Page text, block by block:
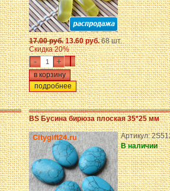
17.00 руб.13.60 руб.68 шт.
Скидка 20%
- +
подробнее
BS Бусина бирюза плоская 35*25 мм
Артикул:
В наличии